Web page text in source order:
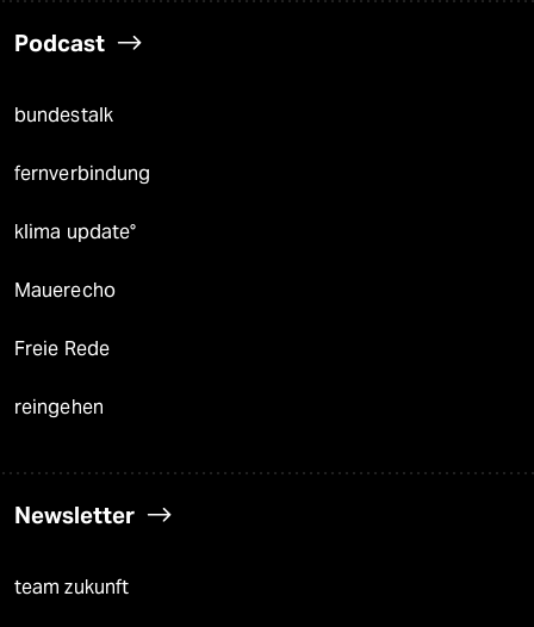
Podcast
bundestalk
fernverbindung
klima update°
Mauerecho
Freie Rede
reingehen
Newsletter
team zukunft